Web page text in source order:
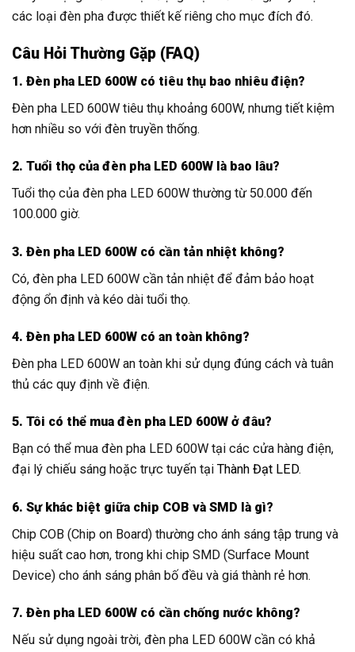
các loại đèn pha được thiết kế riêng cho mục đích đó.
Câu Hỏi Thường Gặp (FAQ)
1. Đèn pha LED 600W có tiêu thụ bao nhiêu điện?
Đèn pha LED 600W tiêu thụ khoảng 600W, nhưng tiết kiệm
hơn nhiều so với đèn truyền thống.
2. Tuổi thọ của đèn pha LED 600W là bao lâu?
Tuổi thọ của đèn pha LED 600W thường từ 50.000 đến
100.000 giờ.
3. Đèn pha LED 600W có cần tản nhiệt không?
Có, đèn pha LED 600W cần tản nhiệt để đảm bảo hoạt
động ổn định và kéo dài tuổi thọ.
4. Đèn pha LED 600W có an toàn không?
Đèn pha LED 600W an toàn khi sử dụng đúng cách và tuân
thủ các quy định về điện.
5. Tôi có thể mua đèn pha LED 600W ở đâu?
Bạn có thể mua đèn pha LED 600W tại các cửa hàng điện,
đại lý chiếu sáng hoặc trực tuyến tại Thành Đạt LED.
6. Sự khác biệt giữa chip COB và SMD là gì?
Chip COB (Chip on Board) thường cho ánh sáng tập trung và
hiệu suất cao hơn, trong khi chip SMD (Surface Mount
Device) cho ánh sáng phân bố đều và giá thành rẻ hơn.
7. Đèn pha LED 600W có cần chống nước không?
Nếu sử dụng ngoài trời, đèn pha LED 600W cần có khả